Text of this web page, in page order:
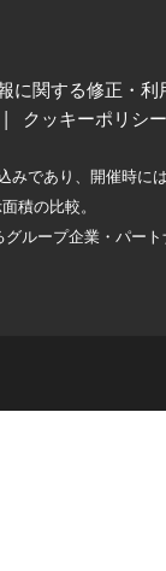
に関する修正・利
クッキーポリシー
であり、開催時に
積の比較。
ループ企業・パート